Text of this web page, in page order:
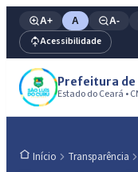
A+ A A-
Acessibilidade
Prefeitura de
Estado do Ceará •
Início Transparência